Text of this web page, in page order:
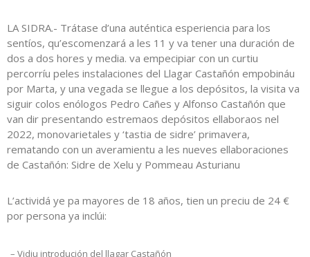
LA SIDRA.- Trátase d’una auténtica esperiencia para los
sentíos, qu’escomenzará a les 11 y va tener una duración de
dos a dos hores y media. va empecipiar con un curtiu
percorríu peles instalaciones del Llagar Castañón empobináu
por Marta, y una vegada se llegue a los depósitos, la visita va
siguir colos enólogos Pedro Cañes y Alfonso Castañón que
van dir presentando estremaos depósitos ellaboraos nel
2022, monovarietales y ‘tastia de sidre’ primavera,
rematando con un averamientu a les nueves ellaboraciones
de Castañón: Sidre de Xelu y Pommeau Asturianu
L’actividá ye pa mayores de 18 años, tien un preciu de 24 €
por persona ya inclúi:
– Vidiu introdución del llagar Castañón